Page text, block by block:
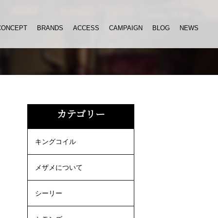
BRANDS ACCESS CAMPAIGN BLOG NEWS
カテゴリー
キングコイル
メザメについて
シーリー